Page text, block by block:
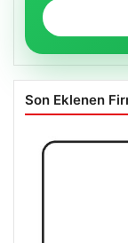
Son Eklenen